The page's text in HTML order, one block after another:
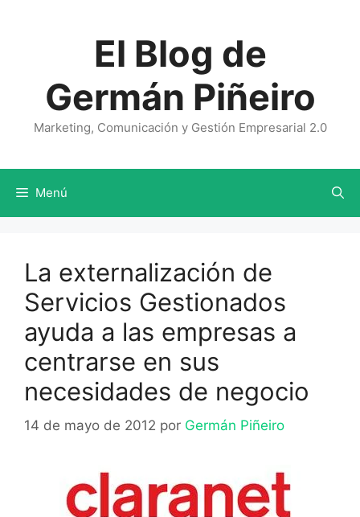
El Blog de
Germán Piñeiro
Marketing, Comunicación y Gestión Empresarial 2.0
Menú
La externalización de
Servicios Gestionados
ayuda a las empresas a
centrarse en sus
necesidades de negocio
14 de mayo de 2012 por Germán Piñeiro